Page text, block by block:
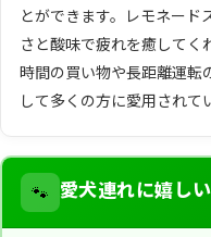
とができます。レモネード
さと酸味で疲れを癒してく
時間の買い物や長距離運転
して多くの方に愛用されて
🐾 愛犬連れに嬉し